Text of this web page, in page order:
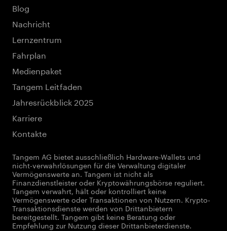
Blog
Nachricht
Lernzentrum
Fahrplan
Medienpaket
Tangem Leitfaden
Jahresrückblick 2025
Karriere
Kontakte
Tangem AG bietet ausschließlich Hardware-Wallets und
nicht-verwahrlösungen für die Verwaltung digitaler
Vermögenswerte an. Tangem ist nicht als
Finanzdienstleister oder Kryptowährungsbörse reguliert.
Tangem verwahrt, hält oder kontrolliert keine
Vermögenswerte oder Transaktionen von Nutzern. Krypto-
Transaktionsdienste werden von Drittanbietern
bereitgestellt. Tangem gibt keine Beratung oder
Empfehlung zur Nutzung dieser Drittanbieterdienste.